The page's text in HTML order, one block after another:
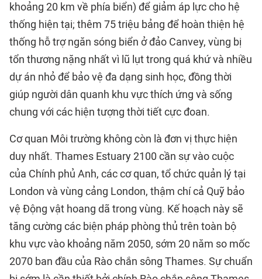
khoảng 20 km về phía biển) để giảm áp lực cho hệ
thống hiện tại; thêm 75 triệu bảng để hoàn thiện hệ
thống hỗ trợ ngăn sóng biển ở đảo Canvey, vùng bị
tổn thương nặng nhất vì lũ lụt trong quá khứ và nhiều
dự án nhỏ để bảo vệ đa dạng sinh học, đồng thời
giúp người dân quanh khu vực thích ứng và sống
chung với các hiện tượng thời tiết cực đoan.
Cơ quan Môi trường không còn là đơn vị thực hiện
duy nhất. Thames Estuary 2100 cần sự vào cuộc
của Chính phủ Anh, các cơ quan, tổ chức quản lý tại
London và vùng cảng London, thậm chí cả Quỹ bảo
vệ Động vật hoang dã trong vùng. Kế hoạch này sẽ
tăng cường các biện pháp phòng thủ trên toàn bộ
khu vực vào khoảng năm 2050, sớm 20 năm so mốc
2070 ban đầu của Rào chắn sông Thames. Sự chuẩn